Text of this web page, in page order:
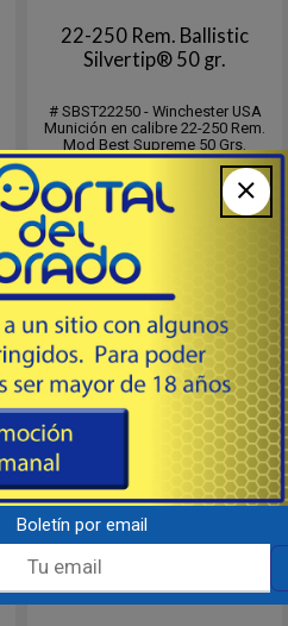
22-250 Rem. Ballistic
Silvertip® 50 gr.
# SBST22250 - Winchester USA
Munición en calibre 22-250 Rem.
Mod Best Supreme 50 Grs.
Ballistic Silvertip.
Caja de 20 Unidades, Master de
200
410/76 Posta 000 B
Boletín por email